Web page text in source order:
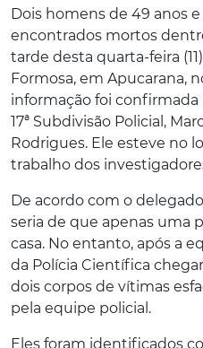
Dois homens de 49 anos e
encontrados mortos
tarde desta quarta-feira
Formosa, em Apucarana,
informação foi
17ª Subdivisão Policial,
Rodrigues. Ele esteve no
trabalho dos
De acordo com o
seria de que apenas uma
casa. No entanto, após a
da Polícia Científica
dois corpos de vítimas
pela equipe policial.
Eles foram identificados